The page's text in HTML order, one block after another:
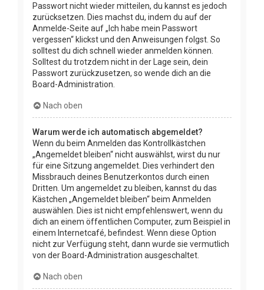
Passwort nicht wieder mitteilen, du kannst es jedoch
zurücksetzen. Dies machst du, indem du auf der
Anmelde-Seite auf „Ich habe mein Passwort
vergessen“ klickst und den Anweisungen folgst. So
solltest du dich schnell wieder anmelden können.
Solltest du trotzdem nicht in der Lage sein, dein
Passwort zurückzusetzen, so wende dich an die
Board-Administration.
Nach oben
Warum werde ich automatisch abgemeldet?
Wenn du beim Anmelden das Kontrollkästchen
„Angemeldet bleiben“ nicht auswählst, wirst du nur
für eine Sitzung angemeldet. Dies verhindert den
Missbrauch deines Benutzerkontos durch einen
Dritten. Um angemeldet zu bleiben, kannst du das
Kästchen „Angemeldet bleiben“ beim Anmelden
auswählen. Dies ist nicht empfehlenswert, wenn du
dich an einem öffentlichen Computer, zum Beispiel in
einem Internetcafé, befindest. Wenn diese Option
nicht zur Verfügung steht, dann wurde sie vermutlich
von der Board-Administration ausgeschaltet.
Nach oben